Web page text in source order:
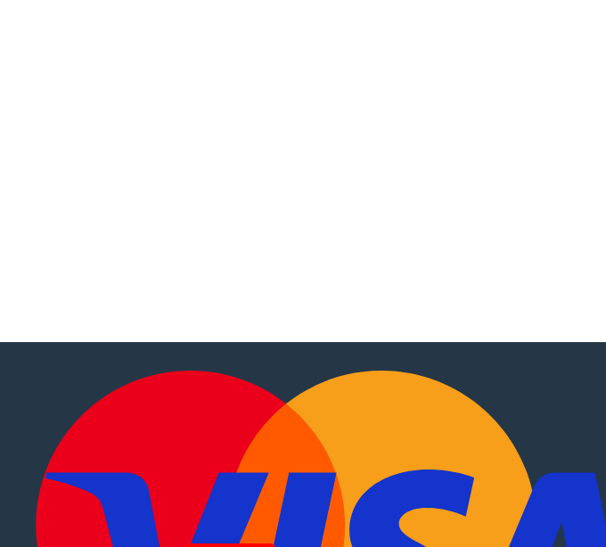
comerciais, pesados, camiões, autocaravanas
Informações
Como comprar e vender Sobre Nós